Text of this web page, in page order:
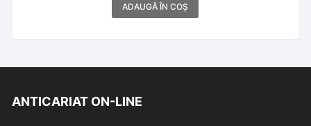
ADAUGĂ ÎN COȘ
ANTICARIAT ON-LINE